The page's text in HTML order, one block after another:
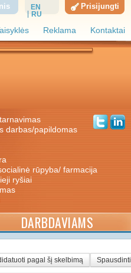
Reklama Kontaktai
EN
RU
Prisijungti
rūpyba/ farmacija
ryšiai
DARBDAVIAMS
pagal šį skelbimą Spausdinti